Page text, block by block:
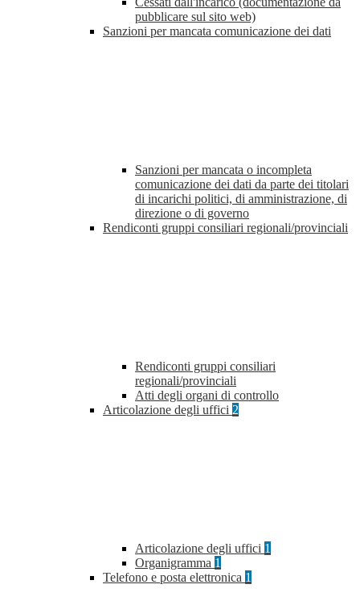
pubblicare sul sito web)
Sanzioni per mancata comunicazione dei dati
Sanzioni per mancata o incompleta
comunicazione dei dati da parte dei titolari
di incarichi politici, di amministrazione, di
direzione o di governo
Rendiconti gruppi consiliari regionali/provinciali
Rendiconti gruppi consiliari
regionali/provinciali
Atti degli organi di controllo
Articolazione degli uffici 2
Articolazione degli uffici 1
Organigramma 1
Telefono e posta elettronica 1